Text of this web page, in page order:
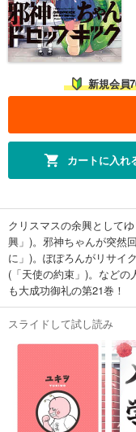
新規会員
カートに入れ
クリスマスの余興として
興」)。邪神ちゃんが突然
に」)。ぽぽろんがリサ
(「天使の約束」)。など
も大成功御礼の第21巻！
スライドして試し読み
561円 (税込)
邪神ちゃ
邪神ちゃ
594円 (税込)
あらすじ
邪神ちゃ
627円 (税込)
あらすじ